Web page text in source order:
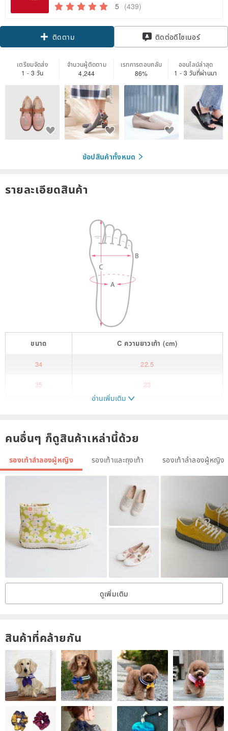
5 (439)
ติดตาม ติดต่อดีไซเนอร์
เตรียมจัดส่ง
1 - 3 วัน
จำนวนผู้ติดตาม
4,244
เรทการตอบกลับ
86%
ออนไลน์ล่าสุด
1 - 3 วันที่ผ่านมา
ช้อปสินค้าทั้งหมด
รายละเอียดสินค้า
ขนาด C ความยาวเท้า (cm)
34 22.5
35 23
38
39
Dandelions in memory were always pure white and elegant.
When dandelions drift with the wind,
they are not just simple white,
but aspire to bloom with the brilliance of fireworks,
Feature Highlights. Embroidered Loafer Low Heels
Inspired by dandelions blooming and scattering with the wind,
geometric embroidery patterns are used to depict the imagery of
blooming flowers.
The embroidery is placed on the heel, like subtle, dazzling
fireworks, radiating unique and captivating colors.
The contrast between the leather and embroidery thread textures
creates a stylish and sleek look with simple styling.
อ่านเพิ่มเติม
คนอื่นๆ ก็ดูสินค้าเหล่านี้ด้วย
รองเท้าลำลองผู้หญิง รองเท้าและถุงเท้า รองเท้าลำลองผู้หญิง
ดูเพิ่มเติม
สินค้าที่คล้ายกัน